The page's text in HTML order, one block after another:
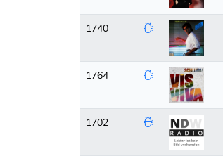
1740
1764
1702